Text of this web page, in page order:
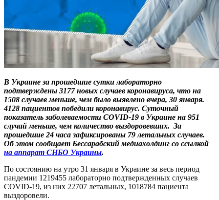
В Украине за прошедшие сутки лабораторно
подтверждены 3177новых случаев коронавируса, что на
1508 случаев меньше, чем было выявлено вчера, 30 января.
4128 пациентов победили коронавирус. Суточный
показатель заболеваемости COVID-19 в Украине на 951
случайменьше, чем количество выздоровевших. За
прошедшие 24 часа зафиксированы 79 летальных случаев.
Об этом сообщает Бессарабский медиахолдинг со ссылкой
на аппарат СНБО Украины.
По состоянию на утро 31 января в Украине за весь период
пандемии 1219455 лабораторно подтвержденных случаев
COVID-19, из них 22707 летальных, 1018784 пациента
выздоровели.